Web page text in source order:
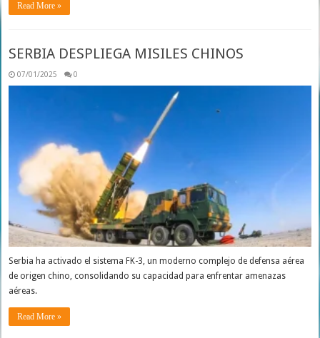
Read More »
SERBIA DESPLIEGA MISILES CHINOS
07/01/2025 0
Serbia ha activado el sistema FK-3, un moderno complejo de defensa aérea
de origen chino, consolidando su capacidad para enfrentar amenazas
aéreas.
Read More »